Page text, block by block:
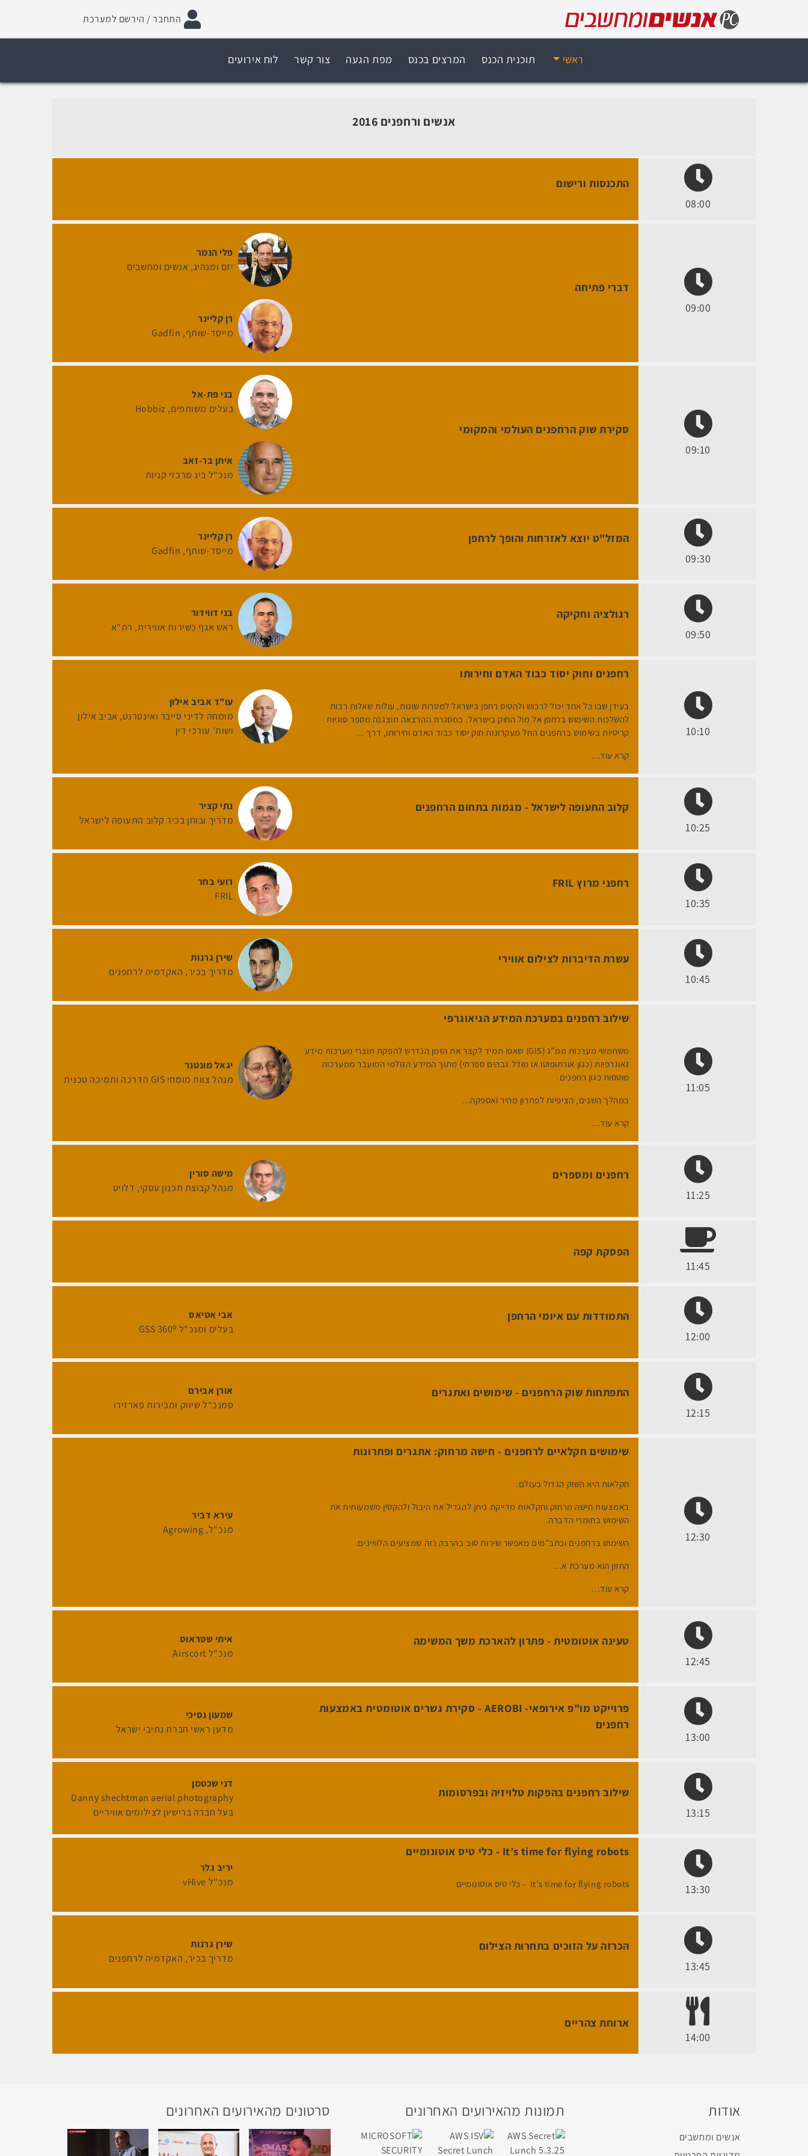
התחבר / הירשם למערכת
ראשי תוכנית הכנס המרצים בכנס מפת הגעה צור קשר לוח אירועים
אנשים ורחפנים 2016
08:00
התכנסות ורישום
09:00
דברי פתיחה
פלי הנמר
יזם ומנהיג אנשים ומחשבים
רן קליינר
מייסד-שותף Gadfin
09:10
סקירת שוק הרחפנים העולמי והמקומי
בני פת-אל
בעלים משותפים Hobbiz
איתן בר-זאב
מנכ"ל ביג מרכזי קניות
09:30
המזל"ט יוצא לאזרחות והופך לרחפן רן קליינר
מייסד-שותף Gadfin
09:50
רגולציה וחקיקה בני דווידור
ראש אגף כשירות אווירית רת"א
10:10
רחפנים וחוק יסוד כבוד האדם וחירותו
בעידן שבו כל אחד יכול לרכוש ולהטיס רחפן בישראל למטרות שונות, עולות שאלות רבות
להשלכות השימוש ברחפן אל מול החוק בישראל. במסגרת ההרצאה תוצגנה מספר סוגיות
קריטיות בשימוש ברחפנים החל מעקרונות חוק יסוד כבוד האדם וחירותו, דרך ...
קרא עוד...
עו"ד אביב אילון
מומחה לדיני סייבר ואינטרנט אביב אילון
ושות' עורכי דין
10:25
קלוב התעופה לישראל - מגמות בתחום הרחפנים נתי קציר
מדריך ובוחן בכיר קלוב התעופה לישראל
10:35
רחפני מרוץ FRIL רועי בחר
FRIL
10:45
עשרת הדיברות לצילום אווירי שירן גרנות
מדריך בכיר האקדמיה לרחפנים
11:05
שילוב רחפנים במערכת המידע הגיאוגרפי
משתמשי מערכות ממ"ג (GIS) שאפו תמיד לקצר את הזמן הנדרש להפקת תוצרי מערכות מידע
גאוגרפיות (כגון אורתופוטו או מודל גבהים ספרתי) מתוך המידע הגולמי המועבר ממערכות
מוטסות כגון רחפנים.
במהלך השנים, הציפיות לפתרון מהיר ואספקה...
קרא עוד...
יגאל מונטנר
מנהל צוות מומחי GIS הדרכה ותמיכה טכנית
11:25
רחפנים ומספרים מישה סורין
מנהל קבוצת תכנון עסקי, דלויט
11:45
הפסקת קפה
12:00
התמודדות עם איומי הרחפן אבי אטיאס
בעלים ומנכ"ל GSS 360⁰
12:15
התפתחות שוק הרחפנים - שימושים ואתגרים אורן אבירם
סמנכ"ל שיווק ומכירות פארזירו
12:30
שימושים חקלאיים לרחפנים - חישה מרחוק: אתגרים ופתרונות
חקלאות היא השוק הגדול בעולם.
באמצעות חישה מרחוק וחקלאות מדייקת ניתן להגדיל את היבול ולהקטין משמעותית את
השימוש בחומרי הדברה.
השימוש ברחפנים וכתב"מים מאפשר שירות טוב בהרבה נזה שמציעים הלוויינים.
החזון הוא מערכת א...
קרא עוד...
עירא דביר
מנכ"ל Agrowing
12:45
טעינה אוטומטית - פתרון להארכת משך המשימה איתי שטראוס
מנכ"ל Airscort
13:00
פרוייקט מו"פ אירופאי- AEROBI - סקירת גשרים אוטומטית באמצעות
רחפנים
שמעון נסיכי
מדען ראשי חברת נתיבי ישראל
13:15
שילוב רחפנים בהפקות טלויזיה ובפרסומות
דני שכטמן
Danny shechtman aerial photography
בעל חברה ברישיון לצילומים אוויריים
13:30
It’s time for flying robots - כלי טיס אוטונומיים
It’s time for flying robots - כלי טיס אוטונומיים
יריב גלר
מנכ"ל vHive
13:45
הכרזה על הזוכים בתחרות הצילום שירן גרנות
מדריך בכיר האקדמיה לרחפנים
14:00
ארוחת צהריים
אודות
אנשים ומחשבים
תמונות מהאירועים האחרונים סרטונים מהאירועים האחרונים